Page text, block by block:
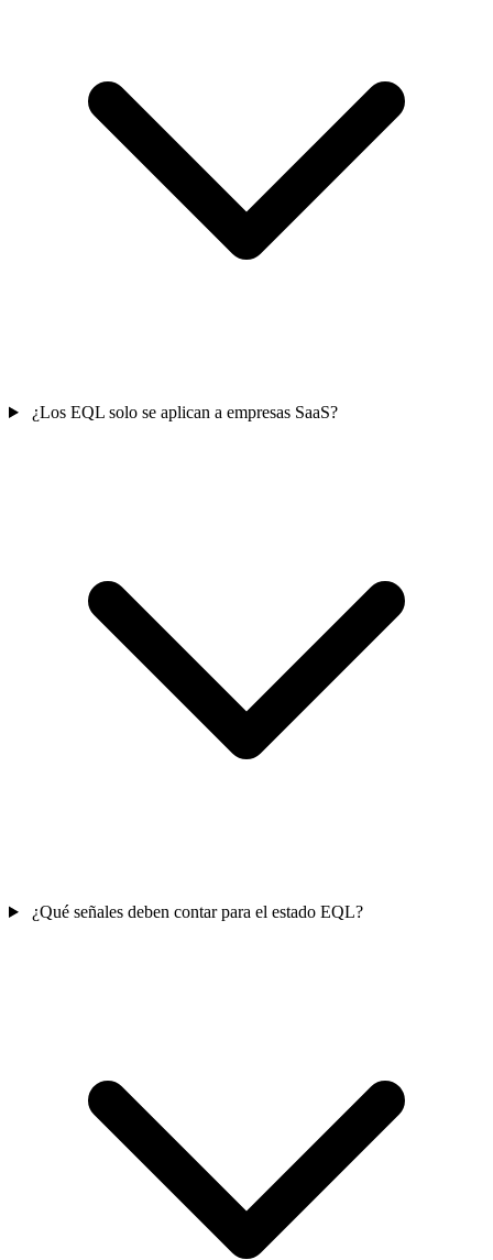
¿Los EQL solo se aplican a empresas SaaS?
¿Qué señales deben contar para el estado EQL?